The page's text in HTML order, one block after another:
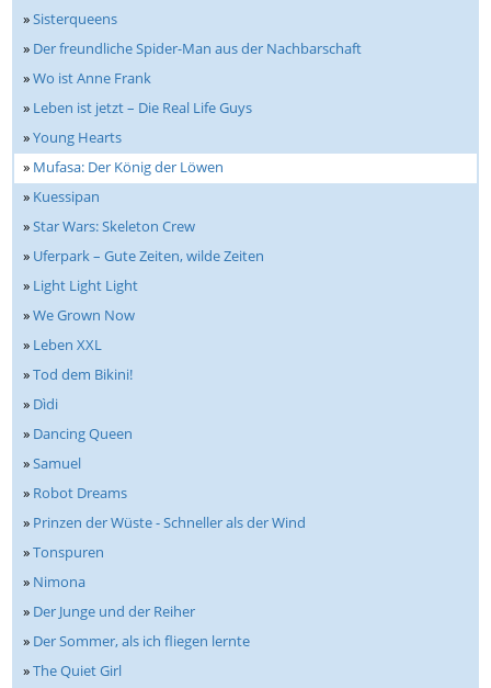
»Sisterqueens
» Der freundliche Spider-Man aus der Nachbarschaft
»Wo ist Anne Frank
» Leben ist jetzt – Die Real Life Guys
»Young Hearts
» Mufasa: Der König der Löwen
» Kuessipan
»Star Wars: Skeleton Crew
» Uferpark – Gute Zeiten, wilde Zeiten
» Light Light Light
»We Grown Now
» Leben XXL
»Tod dem Bikini!
» Dìdi
» Dancing Queen
»Samuel
» Robot Dreams
» Prinzen der Wüste - Schneller als der Wind
»Tonspuren
» Nimona
» Der Junge und der Reiher
» Der Sommer, als ich fliegen lernte
»The Quiet Girl